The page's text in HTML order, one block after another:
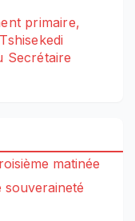
primaire,
Secrétaire
matinée
souveraineté